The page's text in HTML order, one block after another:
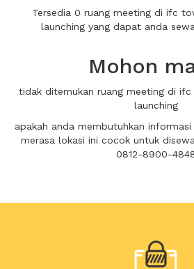
Tersedia 0 ruang meeting di ifc
launching yang dapat anda
Mohon
tidak ditemukan ruang meeting di
launching
apakah anda membutuhkan
merasa lokasi ini cocok untuk
0812-8900-